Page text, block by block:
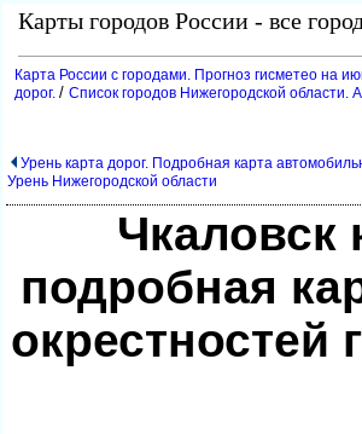
Карты городов России - все
Карта России с городами. Прогноз гисметео на
дорог. / Список городов Нижегородской области.
Урень карта дорог. Подробная карта
Урень Нижегородской области
Чкаловск
подробная
окрестностей